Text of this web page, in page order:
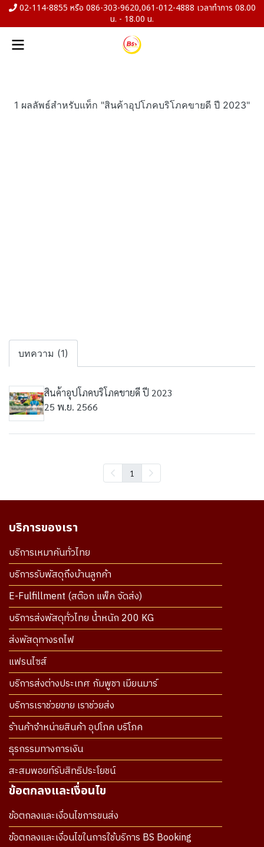
02-114-8855 หรือ 086-303-9620,061-012-4888 เวลาทำการ 08.00
น. - 18.00 น.
1 ผลลัพธ์สำหรับแท็ก "สินค้าอุปโภคบริโภคขายดี ปี 2023"
บทความ (1)
สินค้าอุปโภคบริโภคขายดี ปี 2023
25 พ.ย. 2566
1
บริการของเรา
บริการเหมาคันทั่วไทย
บริการรับพัสดุถึงบ้านลูกค้า
E-Fulfillment (สต๊อก แพ็ค จัดส่ง)
บริการส่งพัสดุทั่วไทย น้ำหนัก 200 KG
ส่งพัสดุทางรถไฟ
แฟรนไซส์
บริการส่งต่างประเทศ กัมพูชา เมียนมาร์
บริการเราช่วยขาย เราช่วยส่ง
ร้านค้าจำหน่ายสินค้า อุปโภค บริโภค
ธุรกรรมทางการเงิน
สะสมพอยท์รับสิทธิประโยชน์
ข้อตกลงและเงื่อนไข
ข้อตกลงและเงื่อนไขการขนส่ง
ข้อตกลงและเงื่อนไขในการใช้บริการ BS Booking